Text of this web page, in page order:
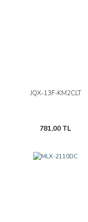
JQX-13F-KM2CLT
781,00 TL